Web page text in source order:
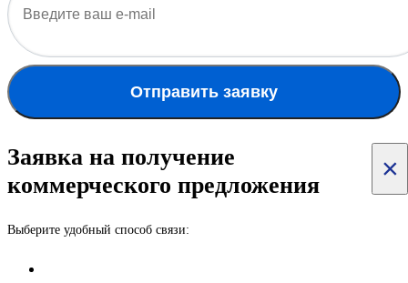
Отправить заявку
×
Заявка на получение
коммерческого предложения
Выберите удобный способ связи: